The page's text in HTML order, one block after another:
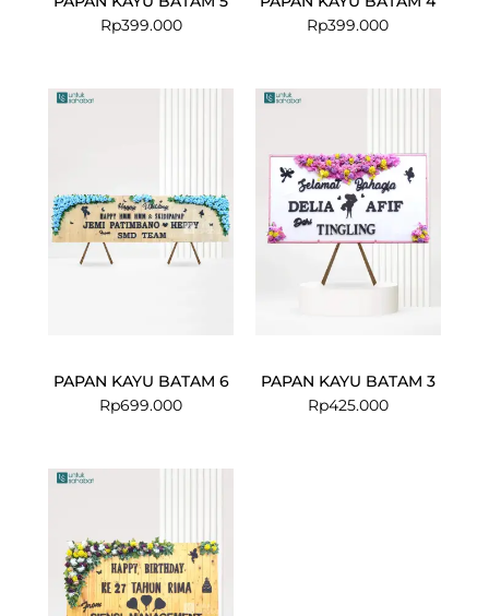
Rp399.000
Rp399.000
PAPAN KAYU BATAM 6
Rp699.000
PAPAN KAYU BATAM 3
Rp425.000